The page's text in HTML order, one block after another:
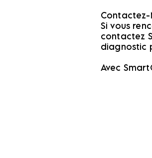
Contactez-
Si vous
contactez
diagnostic
Avec